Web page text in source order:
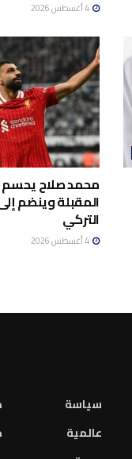
محمد صلاح
المقبلة وينضم
التركي
سياسة
عالمية